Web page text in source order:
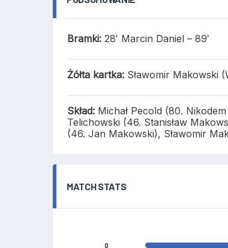
Bramki: 28′ Marcin Daniel – 89′
Żółta kartka: Sławomir Makowski
Skład: Michał Pecold (80.
Telichowski (46. Stanisław
(46. Jan Makowski), Sławomir
MATCH STATS
0